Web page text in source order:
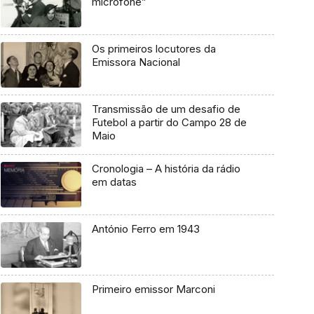
Os primeiros locutores da
Emissora Nacional
Transmissão de um desafio de
Futebol a partir do Campo 28 de
Maio
Cronologia – A história da rádio
em datas
António Ferro em 1943
Primeiro emissor Marconi